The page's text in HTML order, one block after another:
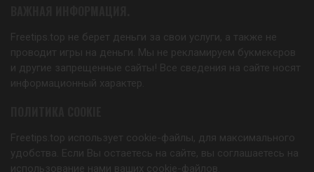
Freetips.top не берет деньги за свои услуги, а также не
проводит игры на деньги. Мы не рекламируем букмекеров
и другие запрещенные сайты! Все сведения на сайте носят
информационный характер.
Freetips.top использует cookie-файлы, для максимального
удобства. Если Вы остаетесь на сайте, вы соглашаетесь на
использование нами ваших cookie-файлов.